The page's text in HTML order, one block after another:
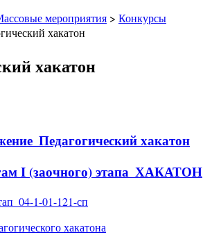
мероприятия > Конкурсы
хакатон
хакатон
хакатон
I (заочного) этапа_ХАКАТОН
1-01-121-сп
хакатона